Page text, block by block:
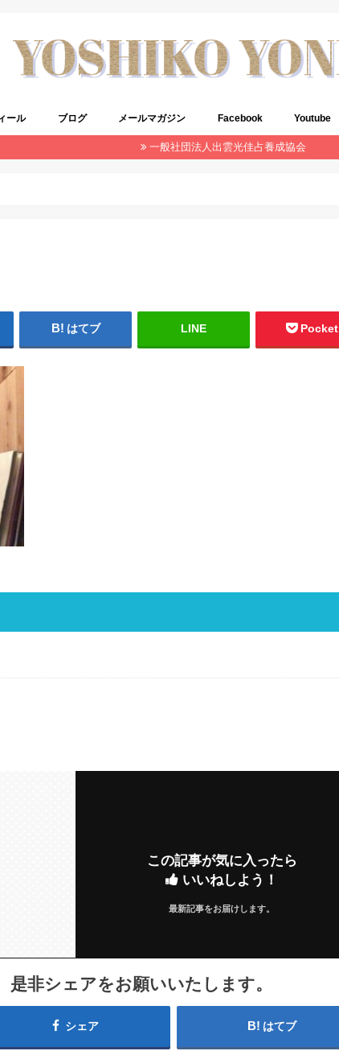
ール ブログ メールマガジン Facebook Youtube
一般社団法人出雲光佳占養成協会
はてブ LINE Pocket
この記事が気に入ったら
いいねしよう！
最新記事をお届けします。
非シェアをお願いいたします。
シェア はてブ